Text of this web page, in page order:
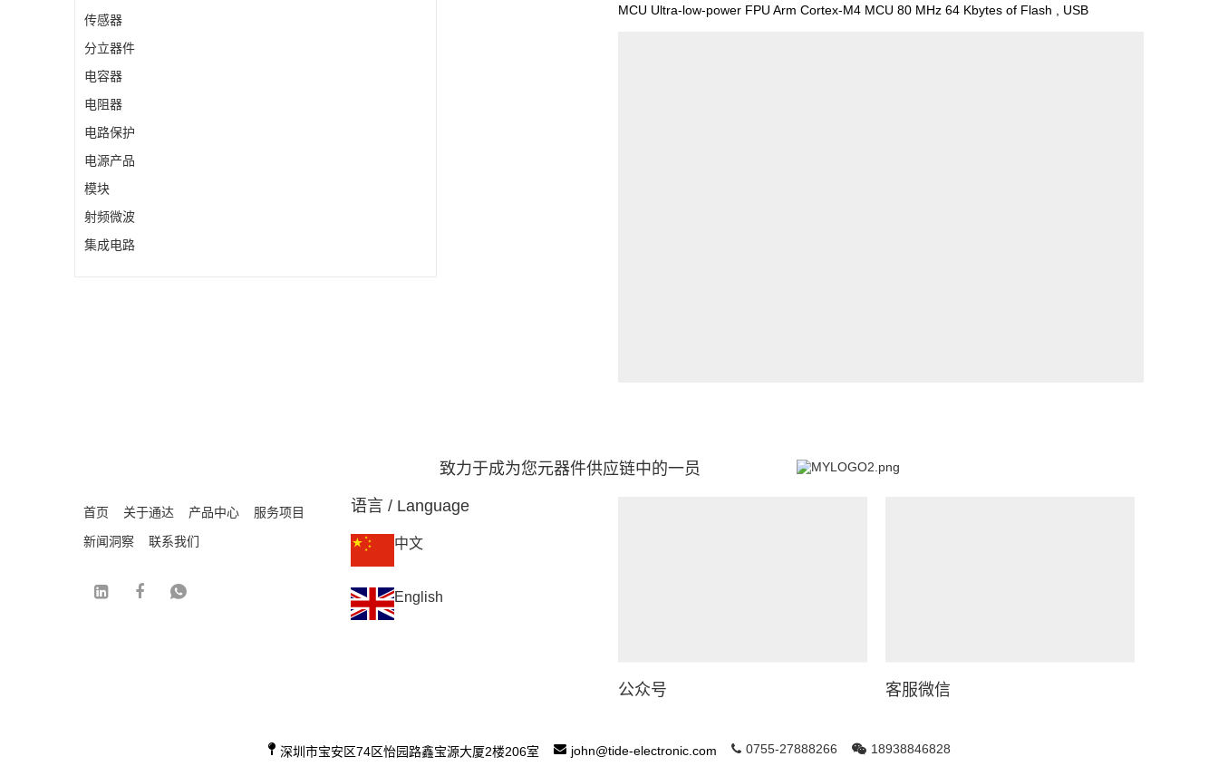
传感器
分立器件
电容器
电阻器
电路保护
电源产品
模块
射频微波
集成电路
MCU Ultra-low-power FPU Arm Cortex-M4 MCU 80 MHz 64 Kbytes of Flash , USB
致力于成为您元器件供应链中的一员
首页 关于通达 产品中心
服务项目
新闻洞察
联系我们
语言 / Language
中文
English
公众号 客服微信
深圳市宝安区74区怡园路鑫宝源大厦2楼206室 john@tide-electronic.com 0755-27888266 18938846828